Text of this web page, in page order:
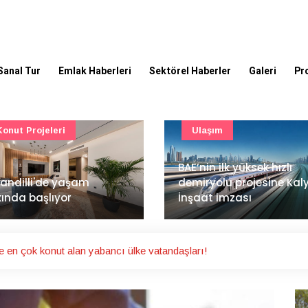
Tur Emlak Haberleri Sektörel Haberler Galeri
ilk yüksek hızlı
projesine Kalyon
imzası
Mimarlık ve mühendislik
projeleri e-PYS ile dijital
ortama taşınacak
Güncel
en çok konut alan yabancı ülke vatandaşları!